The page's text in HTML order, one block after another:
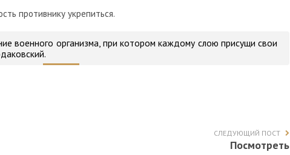
противнику укрепиться.
военного организма, при котором каждому слою присущи свои
СЛЕДУЮЩИЙ ПОСТ
Посмотреть